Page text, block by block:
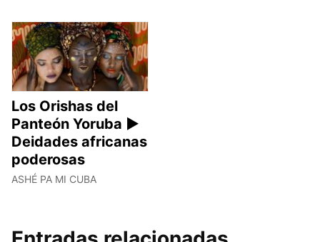
Los Orishas del
Panteón Yoruba ►
Deidades africanas
poderosas
ASHÉ PA MI CUBA